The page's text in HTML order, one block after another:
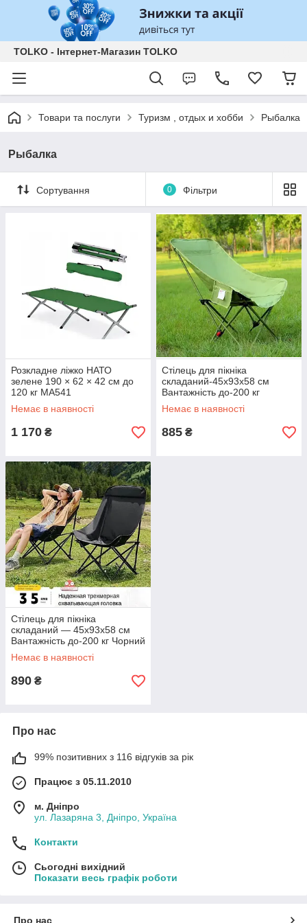
TOLKO - Інтернет-Магазин TOLKO
Товари та послуги Туризм , отдых и хобби Рыбалка
Рыбалка
Сортування 0 Фільтри
Розкладне ліжко НАТО
зелене 190 × 62 × 42 см до
120 кг MA541
Немає в наявності
1 170 ₴
Стілець для пікніка
складаний-45x93x58 см
Вантажність до-200 кг
Зелений MA560green
Немає в наявності
885 ₴
Стілець для пікніка
складаний — 45x93x58 см
Вантажність до-200 кг Чорний
MA560black
Немає в наявності
890 ₴
Про нас
99% позитивних з 116 відгуків за рік
Працює з 05.11.2010
м. Дніпро
ул. Лазаряна 3, Дніпро, Україна
Контакти
Сьогодні вихідний
Показати весь графік роботи
Про нас